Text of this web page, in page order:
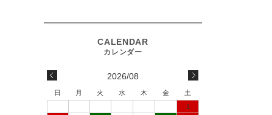
2026/08
日 月 火 水 木 金
土
1